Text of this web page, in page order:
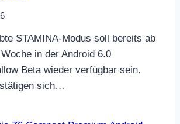
STAMINA-Modus soll bereits ab
in der Android 6.0
Beta wieder verfügbar sein.
sich…